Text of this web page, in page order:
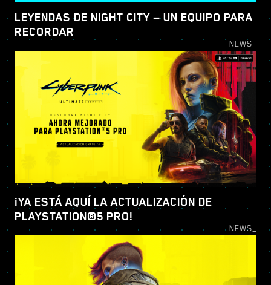
LEYENDAS DE NIGHT CITY — UN EQUIPO PARA
RECORDAR
NEWS_
¡YA ESTÁ AQUÍ LA ACTUALIZACIÓN DE
PLAYSTATION®5 PRO!
NEWS_